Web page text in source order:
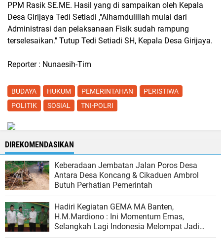
PPM Rasik SE.ME. Hasil yang di sampaikan oleh Kepala
Desa Girijaya Tedi Setiadi ,"Alhamdulillah mulai dari
Administrasi dan pelaksanaan Fisik sudah rampung
terselesaikan." Tutup Tedi Setiadi SH, Kepala Desa Girijaya.
Reporter : Nunaesih-Tim
BUDAYA HUKUM PEMERINTAHAN
PERISTIWA
POLITIK
SOSIAL TNI-POLRI
DIREKOMENDASIKAN
Keberadaan Jembatan Jalan Poros Desa
Antara Desa Koncang & Cikaduen Ambrol
Butuh Perhatian Pemerintah
Hadiri Kegiatan GEMA MA Banten,
H.M.Mardiono : Ini Momentum Emas,
Selangkah Lagi Indonesia Melompat Jadi
Negara Maju